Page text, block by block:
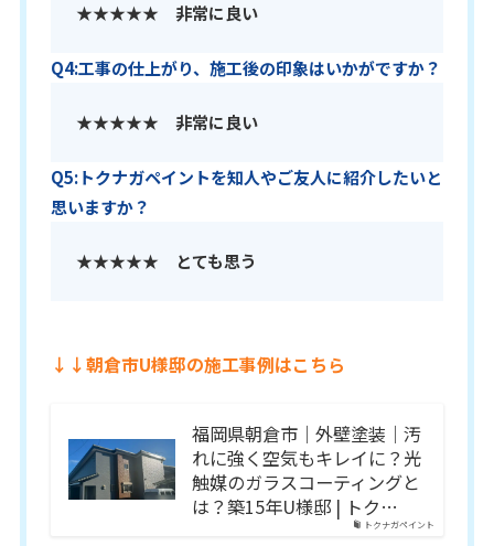
★★★★★ 非常に良い
Q4:工事の仕上がり、施工後の印象はいかがですか？
★★★★★ 非常に良い
Q5:トクナガペイントを知人やご友人に紹介したいと
思いますか？
★★★★★ とても思う
↓↓朝倉市U様邸の施工事例はこちら
トクナガペイント
福岡県朝倉市｜外壁塗装｜汚
れに強く空気もキレイに？光
触媒のガラスコーティングと
は？築15年U様邸 | トク…